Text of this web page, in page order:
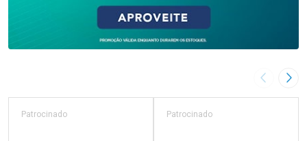
Imagem
Patrocinado Patrocinado